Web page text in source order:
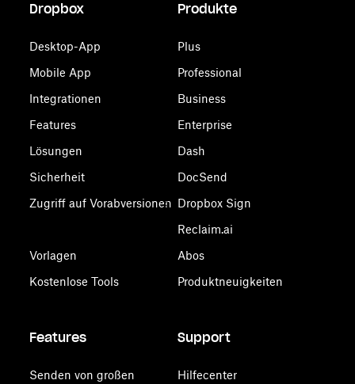
Dropbox
Desktop-App
Mobile App
Integrationen
Features
Lösungen
Sicherheit
Zugriff auf Vorabversionen
Vorlagen
Kostenlose Tools
Produkte
Plus
Professional
Business
Enterprise
Dash
DocSend
Dropbox Sign
Reclaim.ai
Abos
Produktneuigkeiten
Features
Senden von großen
Support
Hilfecenter